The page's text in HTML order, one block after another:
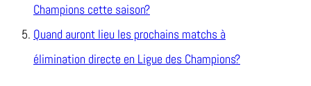
Champions cette saison?
Quand auront lieu les prochains matchs à
élimination directe en Ligue des Champions?